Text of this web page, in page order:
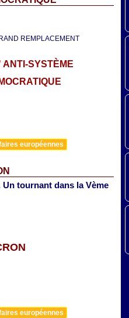
REMPLACEMENT
SYSTÈME
européennes
tournant dans la Vème
européennes